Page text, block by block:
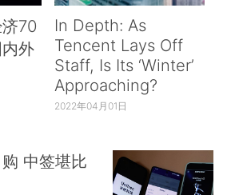
70
外
In Depth: As
Tencent Lays Off
Staff, Is Its ‘Winter’
Approaching?
2022年04月01日
中签堪比